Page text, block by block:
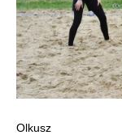
Olkusz